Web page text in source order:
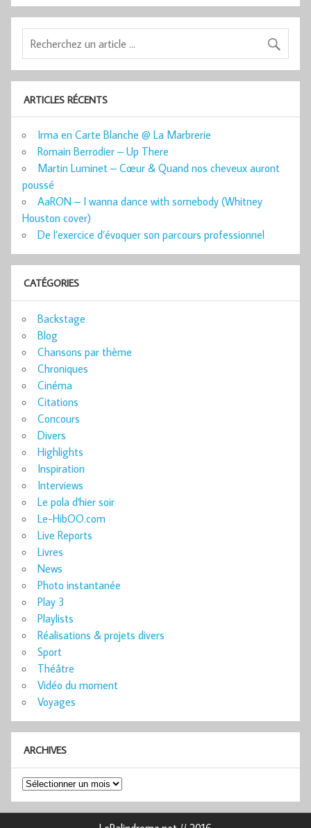
ARTICLES RÉCENTS
Irma en Carte Blanche @ La Marbrerie
Romain Berrodier – Up There
Martin Luminet – Cœur & Quand nos cheveux auront
poussé
AaRON – I wanna dance with somebody (Whitney
Houston cover)
De l’exercice d’évoquer son parcours professionnel
CATÉGORIES
Backstage
Blog
Chansons par thème
Chroniques
Cinéma
Citations
Concours
Divers
Highlights
Inspiration
Interviews
Le pola d'hier soir
Le-HibOO.com
Live Reports
Livres
News
Photo instantanée
Play 3
Playlists
Réalisations & projets divers
Sport
Théâtre
Vidéo du moment
Voyages
ARCHIVES
Archives